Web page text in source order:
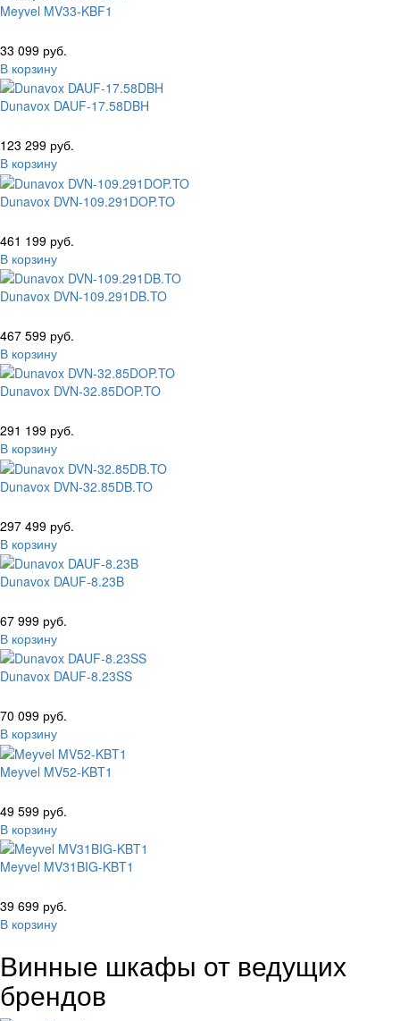
Meyvel MV33-KBF1
33 099 руб.
В корзину
Dunavox DAUF-17.58DBH
123 299 руб.
В корзину
Dunavox DVN-109.291DOP.TO
461 199 руб.
В корзину
Dunavox DVN-109.291DB.TO
467 599 руб.
В корзину
Dunavox DVN-32.85DOP.TO
291 199 руб.
В корзину
Dunavox DVN-32.85DB.TO
297 499 руб.
В корзину
Dunavox DAUF-8.23B
67 999 руб.
В корзину
Dunavox DAUF-8.23SS
70 099 руб.
В корзину
Meyvel MV52-KBT1
49 599 руб.
В корзину
Meyvel MV31BIG-KBT1
39 699 руб.
В корзину
Винные шкафы от ведущих
брендов